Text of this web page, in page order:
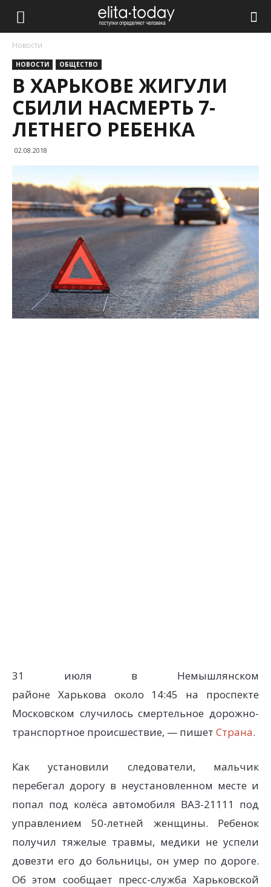
Новости
НОВОСТИ ОБЩЕСТВО
В ХАРЬКОВЕ ЖИГУЛИ
СБИЛИ НАСМЕРТЬ 7-
ЛЕТНЕГО РЕБЕНКА
02.08.2018
31 июля в Немышлянском
районе Харькова около 14:45 на проспекте
Московском случилось смертельное дорожно-
транспортное происшествие, — пишет Страна.
Как установили следователи, мальчик
перебегал дорогу в неустановленном месте и
попал под колёса автомобиля ВАЗ-21111 под
управлением 50-летней женщины. Ребенок
получил тяжелые травмы, медики не успели
довезти его до больницы, он умер по дороге.
Об этом сообщает пресс-служба Харьковской